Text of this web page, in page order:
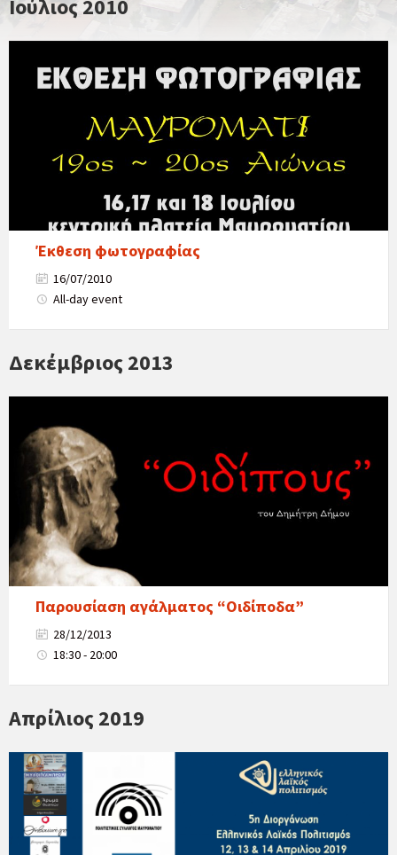
Ιούλιος 2010
Έκθεση φωτογραφίας
16/07/2010
All-day event
Δεκέμβριος 2013
Παρουσίαση αγάλματος “Οιδίποδα”
28/12/2013
18:30 - 20:00
Απρίλιος 2019